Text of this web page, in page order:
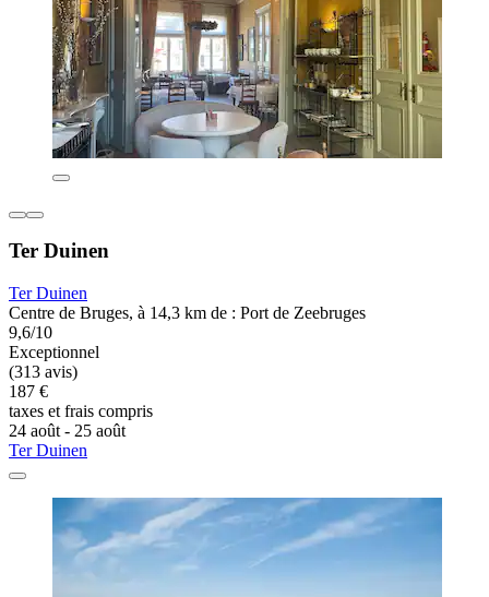
Ter Duinen
Ter Duinen
Centre de Bruges, à 14,3 km de : Port de Zeebruges
9,6/10
Exceptionnel
(313 avis)
187 €
taxes et frais compris
24 août - 25 août
Ter Duinen